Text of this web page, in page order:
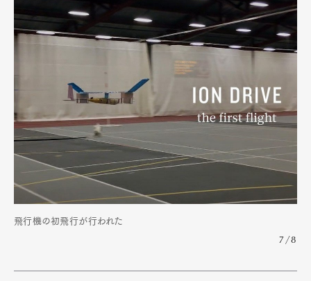
Art&DesignWatchFashion
飛行機の初飛行が行われた
7/8